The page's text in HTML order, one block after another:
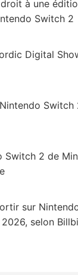
à une
Switch 2
Digital
Switch
Switch 2 de
sur
selon